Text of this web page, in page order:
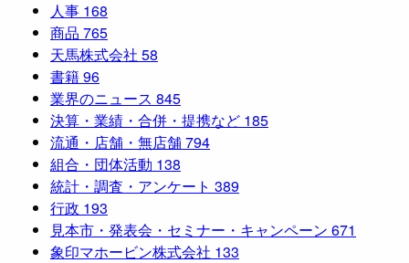
人事 168
商品 765
天馬株式会社 58
書籍96
業界のニュース 845
決算・業績・合併・提携など 185
流通・店舗・無店舗794
組合・団体活動 138
統計・調査・アンケート 389
行政 193
見本市・発表会・セミナー・キャンペーン 671
象印マホービン株式会社 133